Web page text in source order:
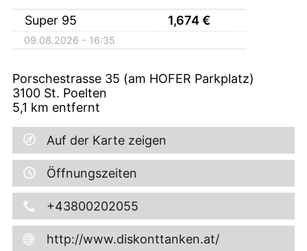
Super 95 1,674€
09.08.2026 - 16:35
Porschestrasse 35 (am HOFER Parkplatz)
3100 St. Poelten
5,1 km entfernt
Auf der Karte zeigen
Öffnungszeiten
+43800202055
http://www.diskonttanken.at/